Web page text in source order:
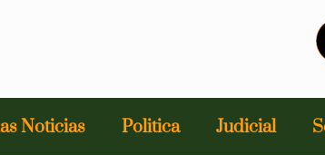
Noticias Politica Judicial